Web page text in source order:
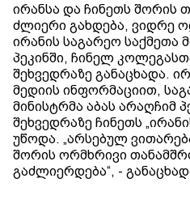
ირანსა და ჩინეთს შორის
ძლიერი გახდება, ვიდრე
ირანის საგარეო საქმეთა
პეკინში, ჩინელ
შეხვედრაზე განაცხადა.
მედიის ინფორმაციით,
მინისტრმა აბას არაღჩიმ
შეხვედრაზე ჩინეთს
უწოდა. „არსებულ
შორის ორმხრივი
გაძლიერდება“, -